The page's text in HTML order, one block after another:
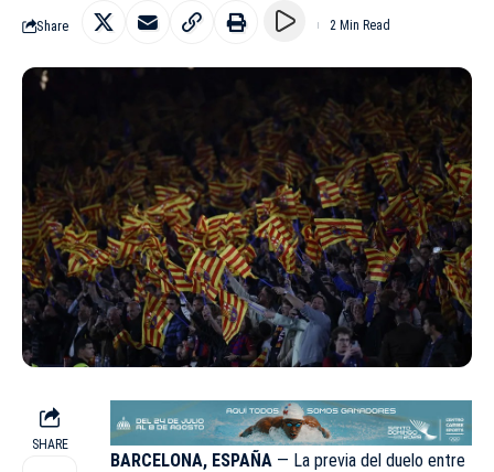
Share 2 Min Read
SHARE
BARCELONA, ESPAÑA — La previa del duelo entre